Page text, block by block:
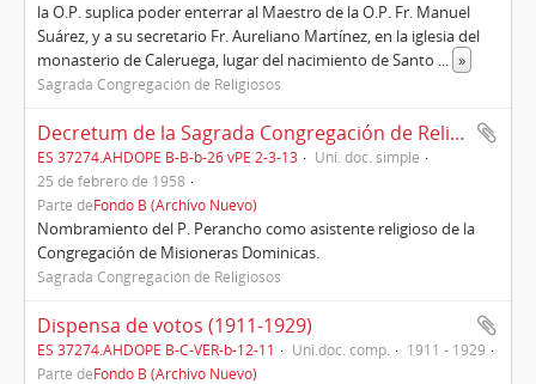
la O.P. suplica poder enterrar al Maestro de la O.P. Fr. Manuel
Suárez, y a su secretario Fr. Aureliano Martínez, en la iglesia del
monasterio de Caleruega, lugar del nacimiento de Santo ... »
Sagrada Congregación de Religiosos
Decretum de la Sagrada Congregación de Religiosos, Roma, 25/02/1958
ES 37274.AHDOPE B-B-b-26 vPE 2-3-13
Uni. doc. simple
25 de febrero de 1958
Parte deFondo B (Archivo Nuevo)
Nombramiento del P. Perancho como asistente religioso de la
Congregación de Misioneras Dominicas.
Sagrada Congregación de Religiosos
Dispensa de votos (1911-1929)
ES 37274.AHDOPE B-C-VER-b-12-11 Uni.doc. comp.
1911 - 1929
Parte deFondo B (Archivo Nuevo)